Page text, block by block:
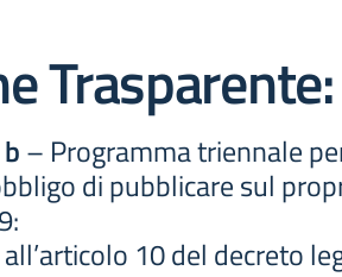
Trasparente:
– Programma triennale
di pubblicare sul
10 del decreto